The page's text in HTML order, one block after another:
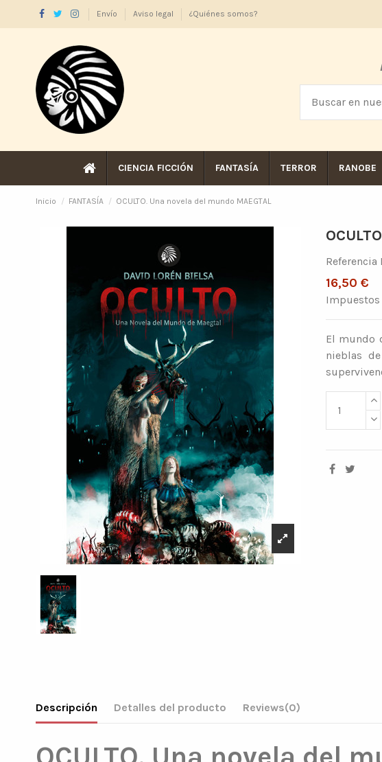
Envío Aviso legal ¿Quiénes somos?
CIENCIA FICCIÓN FANTASÍA TERROR RANOBE
Inicio FANTASÍA OCULTO. Una novela del mundo MAEGTAL
Referencia
16,50 €
El mundo
nieblas
Descripción Detalles del producto Reviews(0)